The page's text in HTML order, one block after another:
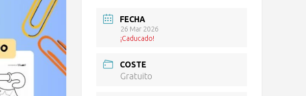
FECHA
26 Mar 2026
¡Caducado!
COSTE
Gratuito